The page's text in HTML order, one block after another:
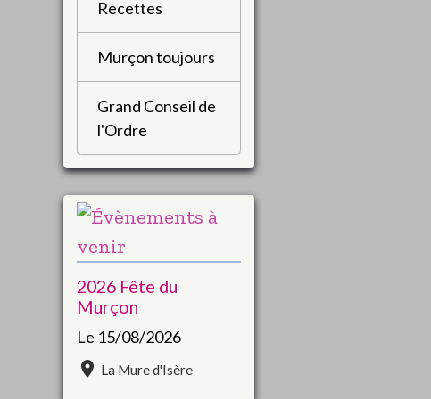
Recettes
Murçon toujours
Grand Conseil de
l'Ordre
2026 Fête du
Murçon
Le 15/08/2026
La Mure d'Isère